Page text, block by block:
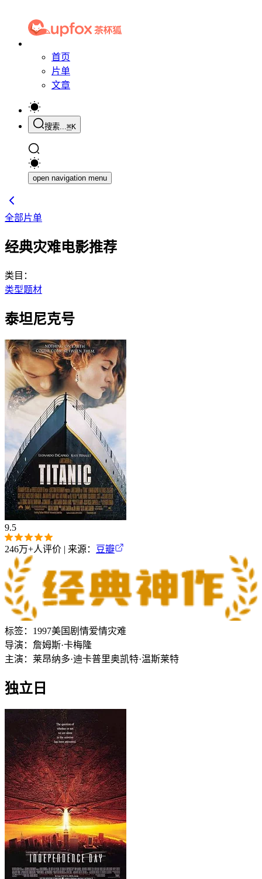
首页
片单
文章
搜索...⌘K
open navigation menu
全部片单
经典灾难电影推荐
类目：
类型题材
泰坦尼克号
9.5
246万+人评价 | 来源： 豆瓣
标签： 1997美国 剧情爱情灾难
导演： 詹姆斯·卡梅隆
主演： 莱昂纳多·迪卡普里奥凯特·温斯莱特
独立日